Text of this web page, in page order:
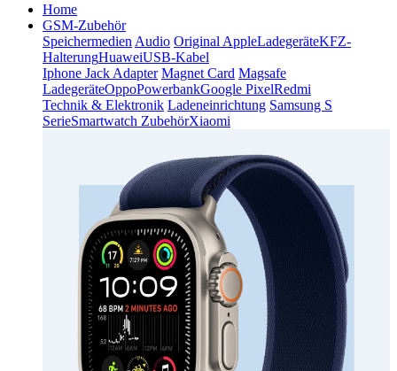
Home
GSM-Zubehör
Speichermedien Audio Original AppleLadegeräteKFZ-
HalterungHuaweiUSB-Kabel
Iphone Jack Adapter Magnet Card Magsafe
LadegeräteOppoPowerbankGoogle PixelRedmi
Technik & Elektronik Ladeneinrichtung Samsung S
SerieSmartwatch ZubehörXiaomi